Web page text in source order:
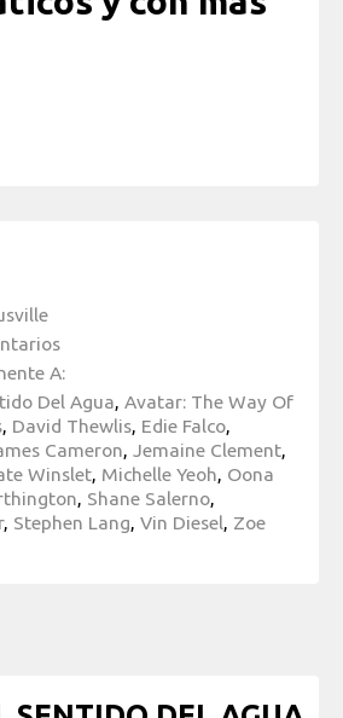
A:
Del Agua, Avatar: The Way Of
, David Thewlis, Edie Falco,
Cameron, Jemaine Clement,
Winslet, Michelle Yeoh, Oona
, Shane Salerno,
, Stephen Lang, Vin Diesel, Zoe